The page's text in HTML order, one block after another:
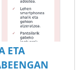
ETA